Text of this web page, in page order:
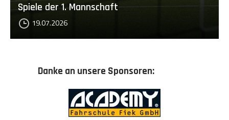
Spiele der 1. Mannschaft
19.07.2026
Danke an unsere Sponsoren: